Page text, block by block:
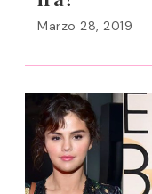
Marzo 28, 2019